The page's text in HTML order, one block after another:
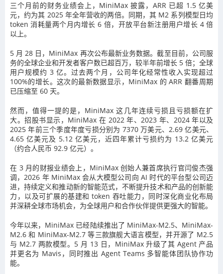
三个月前的财务业绩会上，MiniMax 披露，ARR 已超 1.5 亿美
元，约为其 2025 年全年营收的两倍。同期，其 M2 系列模型日均
token 消耗量两个月内增长 6 倍，开放平台新注册用户增长 4 倍
以上。
5 月 28 日，MiniMax 再次公布最新业务数据。截至目前，公司服
务的全球企业和开发者客户数已超百万，较半年前增长 5 倍；全球
用户规模约 3 亿。过去两个月，公司年化经常性收入实现超过
100%的增长。这次的最新数据显示，MiniMax 的 ARR 翻番周期
已压缩至 60 天。
然而，值得一提的是，MiniMax 这几年连续亏损且亏损额在扩
大。招股书显示，MiniMax 在 2022 年、2023 年、2024 年以及
2025 年前三个季度年度亏损分别为 7370 万美元、2.69 亿美元、
4.65 亿美元及 5.12 亿美元，近四年累计亏损约为 13.2 亿美元
（约合人民币 92.9 亿元）。
在 3 月的财报业绩会上，MiniMax 创始人兼首席执行官闫俊杰强
调，2026 年 MiniMax 会从大模型公司向 AI 时代的平台型公司迈
进，持续定义和推动新的智能范式，不断提升技术和产品的创新能
力，以及可扩展的基建和 token 吞吐能力，同时深化商业化布局
并深耕全球市场机会，为全球用户和合作伙伴提供更强大的智能。
今年以来，MiniMax 已经陆续推出了 MiniMax-M2.5、MiniMax-
M2.6 和 MiniMax-M2.7 等三款旗舰大语言模型，并开源了 M2.5
与 M2.7 两款模型。5 月 13 日，MiniMax 升级了其 Agent 产品
并更名为 Mavis，同时推出 Agent Teams 多智能体团队协作功
能。